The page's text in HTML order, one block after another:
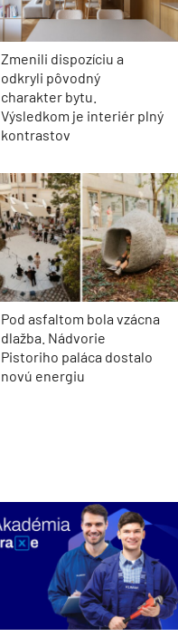
Zmenili dispozíciu a
odkryli pôvodný
charakter bytu.
Výsledkom je interiér plný
kontrastov
Pod asfaltom bola vzácna
dlažba. Nádvorie
Pistoriho paláca dostalo
novú energiu